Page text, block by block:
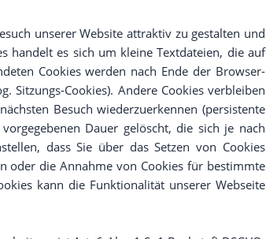
unserer Website attraktiv zu gestalten und
handelt es sich um kleine Textdateien, die auf
Cookies werden nach Ende der Browser-
Sitzungs-Cookies). Andere Cookies verbleiben
Besuch wiederzuerkennen (persistente
Dauer gelöscht, die sich je nach
dass Sie über das Setzen von Cookies
oder die Annahme von Cookies für bestimmte
kann die Funktionalität unserer Webseite